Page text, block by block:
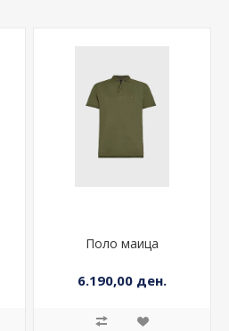
Поло маица
6.190,00 ден.